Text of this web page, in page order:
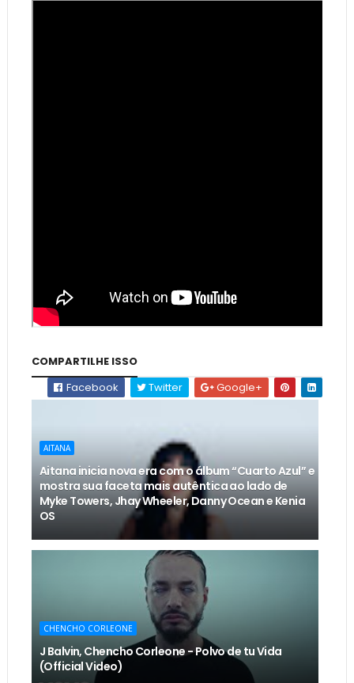
COMPARTILHE ISSO
Facebook
Twitter Google+
AITANA
Aitana inicia nova era com o álbum “Cuarto Azul” e
mostra sua faceta mais autêntica ao lado de
Myke Towers, Jhay Wheeler, Danny Ocean e Kenia
OS
CHENCHO CORLEONE
J Balvin, Chencho Corleone - Polvo de tu Vida
(Official Video)